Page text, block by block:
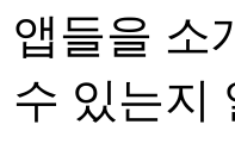
들을 소
있는지